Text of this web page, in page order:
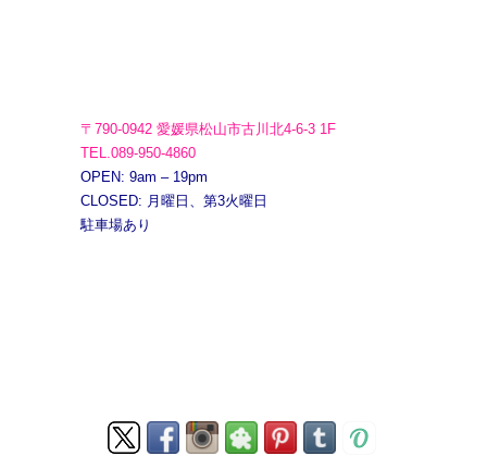
〒790-0942 愛媛県松山市古川北4-6-3 1F
TEL.089-950-4860
OPEN: 9am – 19pm
CLOSED: 月曜日、第3火曜日
駐車場あり